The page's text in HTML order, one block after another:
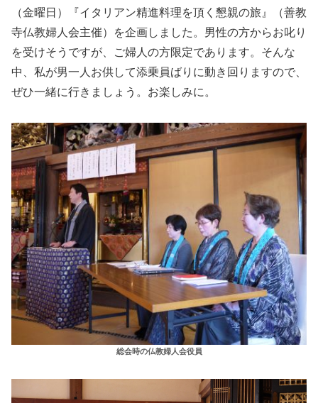
（金曜日）『イタリアン精進料理を頂く懇親の旅』（善教
寺仏教婦人会主催）を企画しました。男性の方からお叱り
を受けそうですが、ご婦人の方限定であります。そんな
中、私が男一人お供して添乗員ばりに動き回りますので、
ぜひ一緒に行きましょう。お楽しみに。
総会時の仏教婦人会役員